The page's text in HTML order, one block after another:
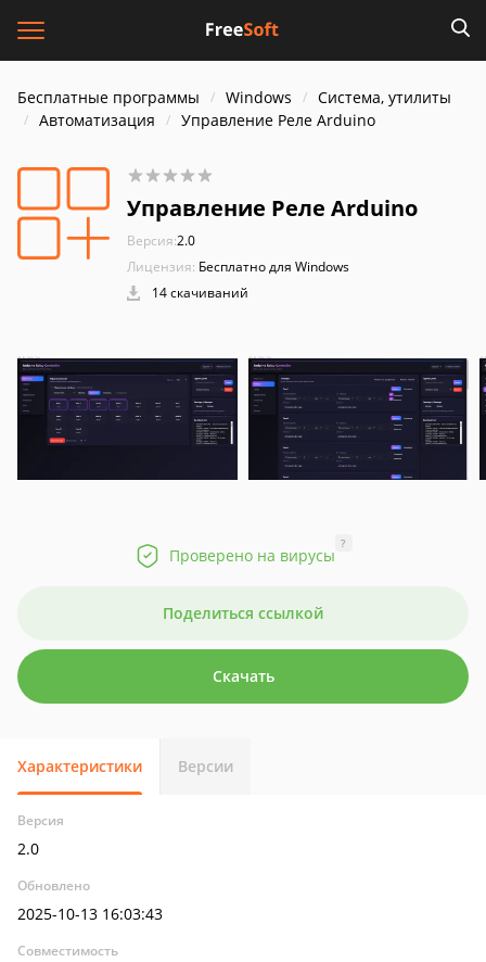
Бесплатные программы Windows
Система, утилиты
Автоматизация
Управление Реле Arduino
Управление Реле Arduino
Версия:2.0
Лицензия: Бесплатно для Windows
14 скачиваний
Проверено на вирусы
?
Поделиться ссылкой
Скачать
Характеристики Версии
Версия
2.0
Обновлено
2025-10-13 16:03:43
Совместимость